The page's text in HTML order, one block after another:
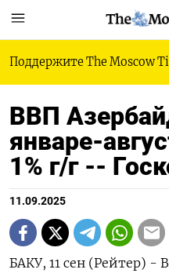
Поддержите The Moscow
ВВП
январе-
1% г/г --
11.09.2025
БАКУ, 11 сен (Рейтер) -